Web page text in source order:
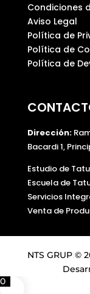
Condiciones
Aviso Legal
Política de
Política de
Política de
Dirección:
Bacardi 1,
Estudio de
Escuela de
Servicios
Venta de
NTS GRUP ©
0